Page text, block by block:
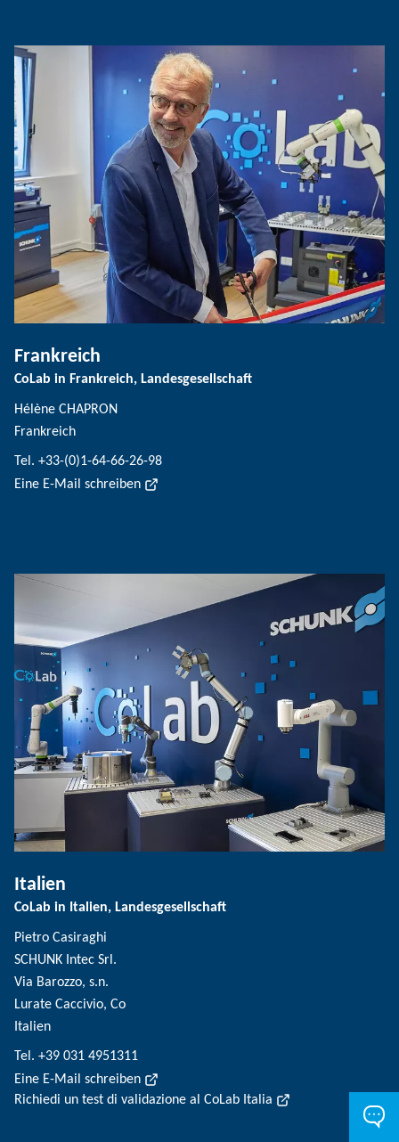
Frankreich
CoLab in Frankreich, Landesgesellschaft
Hélène CHAPRON
Frankreich
Tel. +33-(0)1-64-66-26-98
Eine E-Mail schreiben
Italien
CoLab in Italien, Landesgesellschaft
Pietro Casiraghi
SCHUNK Intec Srl.
Via Barozzo, s.n.
Lurate Caccivio, Co
Italien
Tel. +39 031 4951311
Eine E-Mail schreiben
Richiedi un test di validazione al CoLab Italia